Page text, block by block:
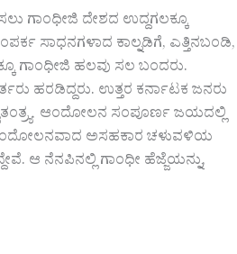
ಗಾಂಧೀಜಿ ದೇಶದ ಉದ್ದಗಲಕ್ಕೂ
ಸಾಧನಗಳಾದ ಕಾಲ್ನಡಿಗೆ, ಎತ್ತಿನಬಂಡಿ,
ಗಾಂಧೀಜಿ ಹಲವು ಸಲ ಬಂದರು.
ಹರಡಿದ್ದರು. ಉತ್ತರ ಕರ್ನಾಟಕ ಜನರು
ಆಂದೋಲನ ಸಂಪೂರ್ಣ ಜಯದಲ್ಲಿ
ಅಸಹಕಾರ ಚಳುವಳಿಯ
ಆ ನೆನಪಿನಲ್ಲಿ ಗಾಂಧೀ ಹೆಜ್ಜೆಯನ್ನು,